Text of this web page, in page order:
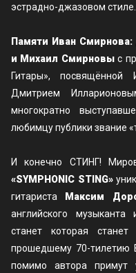
эстрадно-джазовом стиле.
Памяти Иван
и Михаил Смирновыс
Гитары», посвящённой
Дмитрием
многократно
любимцу публики звание
И конечно СТИНГ!
«SYMPHONIC STING»
гитариста Максим
английского
станет которая
прошедшему 70-тилетию
помимо автора примут